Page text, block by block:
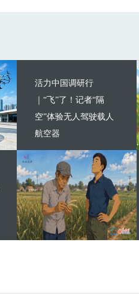
活力中国调研行
｜“飞”了！记者“隔
空”体验无人驾驶载人
航空器